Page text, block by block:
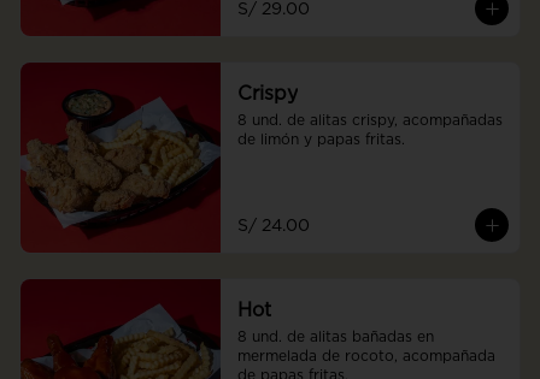
S/ 29.00
Crispy
8 und. de alitas crispy, acompañadas
de limón y papas fritas.
S/ 24.00
Hot
8 und. de alitas bañadas en
mermelada de rocoto, acompañada
de papas fritas.